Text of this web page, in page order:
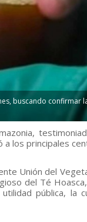
buscando confirmar
a los principales
Unión del
del Té
pública,